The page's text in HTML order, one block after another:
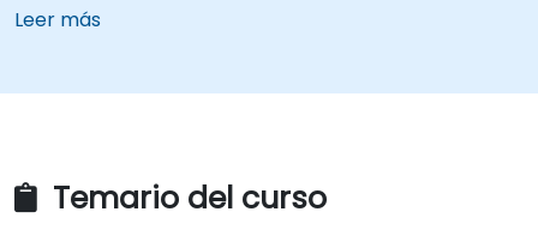
Leer más
Temario del curso